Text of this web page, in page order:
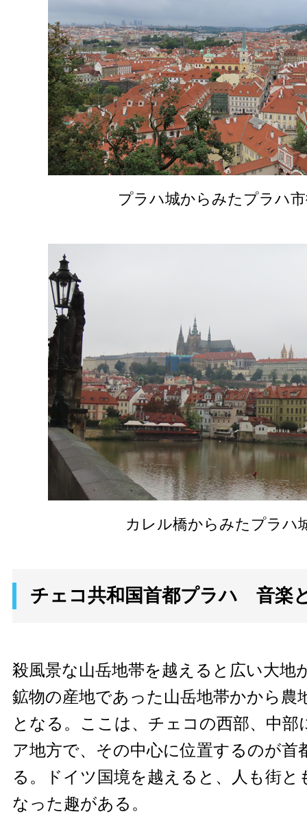
プラハ城からみたプラハ
カレル橋からみたプラハ
チェコ共和国首都プラハ 音楽
殺風景な山岳地帯を越えると広い大地
鉱物の産地であった山岳地帯かから農
となる。ここは、チェコの西部、中部
ア地方で、その中心に位置するのが首
る。ドイツ国境を越えると、人も街と
なった趣がある。